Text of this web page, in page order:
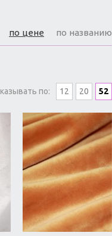
по цене по названию
по: 12 20 52